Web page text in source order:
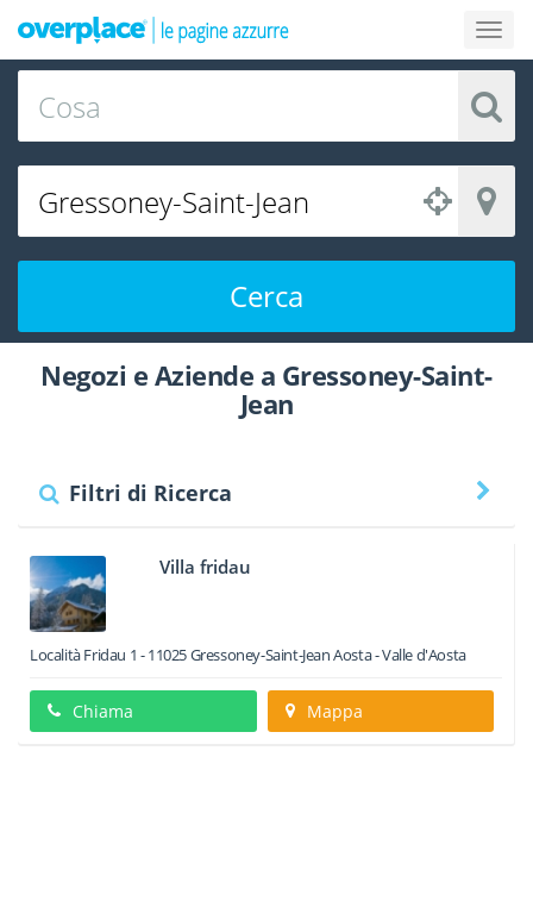
Cerca
Negozi e Aziende a Gressoney-Saint-
Jean
Filtri di Ricerca
Villa fridau
Località Fridau 1 -11025Gressoney-Saint-JeanAosta -Valle d'Aosta
Chiama Mappa